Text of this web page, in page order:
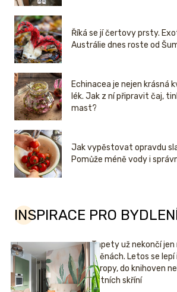
Říká se jí čertovy prsty.
Austrálie dnes roste od
Echinacea je nejen krásná
lék. Jak z ní připravit čaj,
mast?
Jak vypěstovat opravdu
Pomůže méně vody i
INSPIRACE PRO
Tapety už nekončí jen
stěnách. Letos se lepí
stropy, do knihoven
šatních skříní